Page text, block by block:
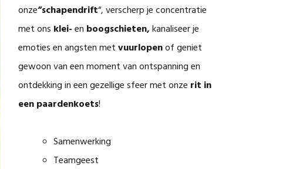
onze“schapendrift“, verscherp je concentratie
met ons klei-en boogschieten,kanaliseer je
emoties en angsten metvuurlopenof geniet
gewoon van een moment van ontspanning en
ontdekking in een gezellige sfeer met onze rit in
een paardenkoets!
Samenwerking
Teamgeest